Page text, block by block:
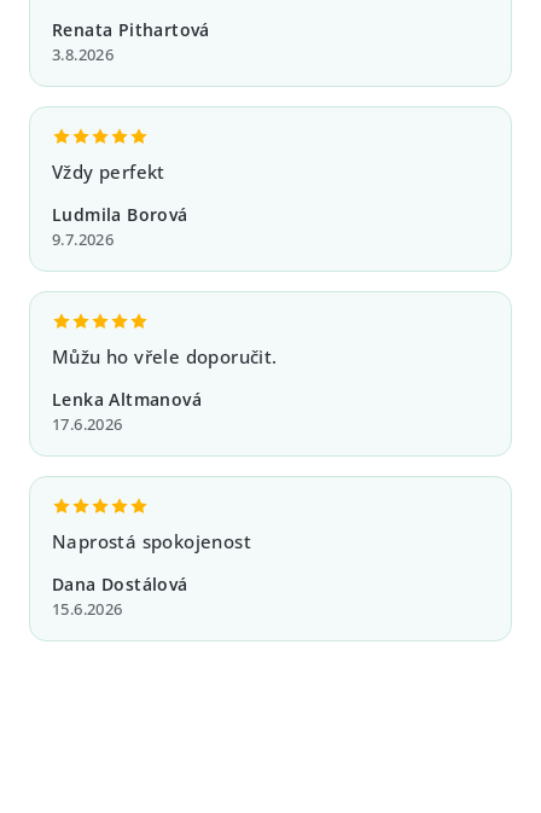
ý
p
Renata Pithartová
3.8.2026
Vždy perfekt
Ludmila Borová
9.7.2026
Můžu ho vřele doporučit.
Lenka Altmanová
17.6.2026
Naprostá spokojenost
Dana Dostálová
15.6.2026